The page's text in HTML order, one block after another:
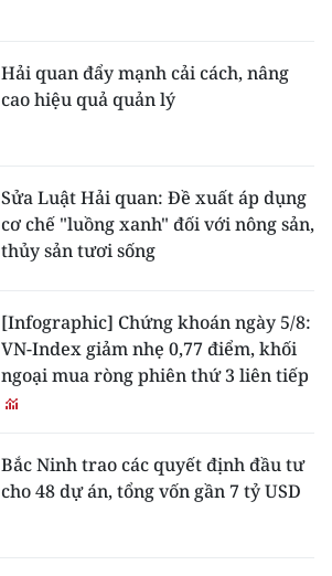
Hải quan đẩy mạnh cải cách, nâng
cao hiệu quả quản lý
Sửa Luật Hải quan: Đề xuất áp dụng
cơ chế "luồng xanh" đối với nông sản,
thủy sản tươi sống
[Infographic] Chứng khoán ngày 5/8:
VN-Index giảm nhẹ 0,77 điểm, khối
ngoại mua ròng phiên thứ 3 liên tiếp
Bắc Ninh trao các quyết định đầu tư
cho 48 dự án, tổng vốn gần 7 tỷ USD